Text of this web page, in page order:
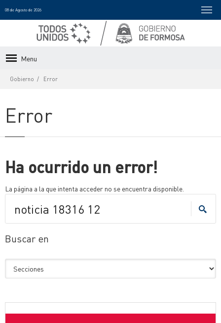
08 de Agosto de 2026
Menu
Gobierno Error
Error
Ha ocurrido un error!
La página a la que intenta acceder no se encuentra disponible.
Buscar en